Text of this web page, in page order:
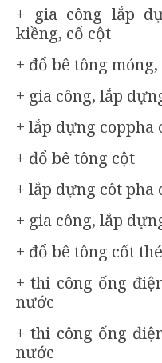
+ gia công lắp
kiềng, cổ cột
+ đổ bê tông
+ gia công, lắp
+ lắp dựng coppha
+ đổ bê tông cột
+ lắp dựng côt pha
+ gia công, lắp
+ đổ bê tông cốt
+ thi công ống
nước
+ thi công ống
nước